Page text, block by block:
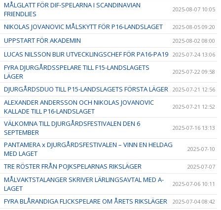
MÅLGLATT FÖR DIF-SPELARNA I SCANDINAVIAN
FRIENDLIES
2025-08-07 10:05
NIKOLAS JOVANOVIC MÅLSKYTT FÖR P16-LANDSLAGET 2025-08-05 09:20
UPPSTART FÖR AKADEMIN 2025-08-02 08:00
LUCAS NILSSON BLIR UTVECKLINGSCHEF FÖR PA16-PA19 2025-07-24 13:06
FYRA DJURGÅRDSSPELARE TILL F15-LANDSLAGETS
LÄGER
2025-07-22 09:58
DJURGÅRDSDUO TILL P15-LANDSLAGETS FÖRSTA LÄGER 2025-07-21 12:56
ALEXANDER ANDERSSON OCH NIKOLAS JOVANOVIC
KALLADE TILL P16-LANDSLAGET
2025-07-21 12:52
VÄLKOMNA TILL DJURGÅRDSFESTIVALEN DEN 6
SEPTEMBER
2025-07-16 13:13
PANTAMERA x DJURGÅRDSFESTIVALEN – VINN EN HELDAG
MED LAGET
2025-07-10
TRE RÖSTER FRÅN POJKSPELARNAS RIKSLÄGER 2025-07-07
MÅLVAKTSTALANGER SKRIVER LÄRLINGSAVTAL MED A-
LAGET
2025-07-06 10:11
FYRA BLÅRANDIGA FLICKSPELARE OM ÅRETS RIKSLÄGER 2025-07-04 08:42